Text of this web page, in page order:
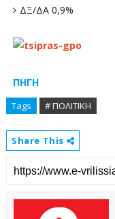
ΔΞ/ΔΑ 0,9%
ΠΗΓΗ
Tags # ΠΟΛΙΤΙΚΗ
Share This